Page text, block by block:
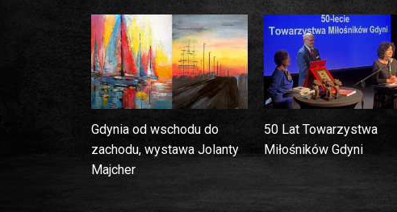
Gdynia od wschodu do
zachodu, wystawa Jolanty
Majcher
50 Lat Towarzystwa
Miłośników Gdyni